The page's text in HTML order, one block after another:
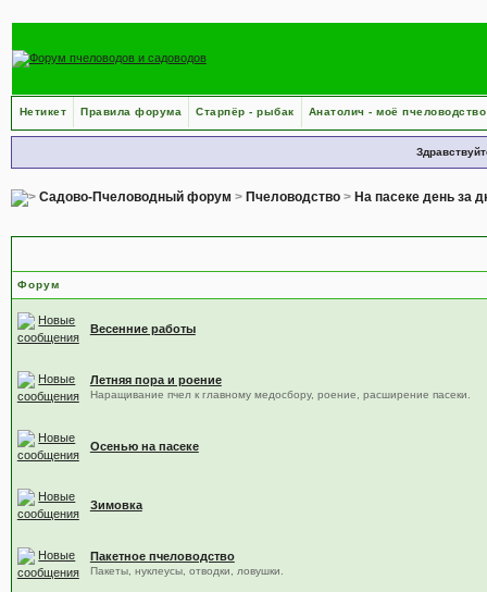
Нетикет Правила форума Старпёр - рыбак Анатолич - моё пчеловодство
Садово-Пчеловодный форум > Пчеловодство> На пасеке день за
Форум
Весенние работы
Летняя пора и роение
Наращивание пчел к главному медосбору, роение, расширение пасеки.
Осенью на пасеке
Зимовка
Пакетное пчеловодство
Пакеты, нуклеусы, отводки, ловушки.